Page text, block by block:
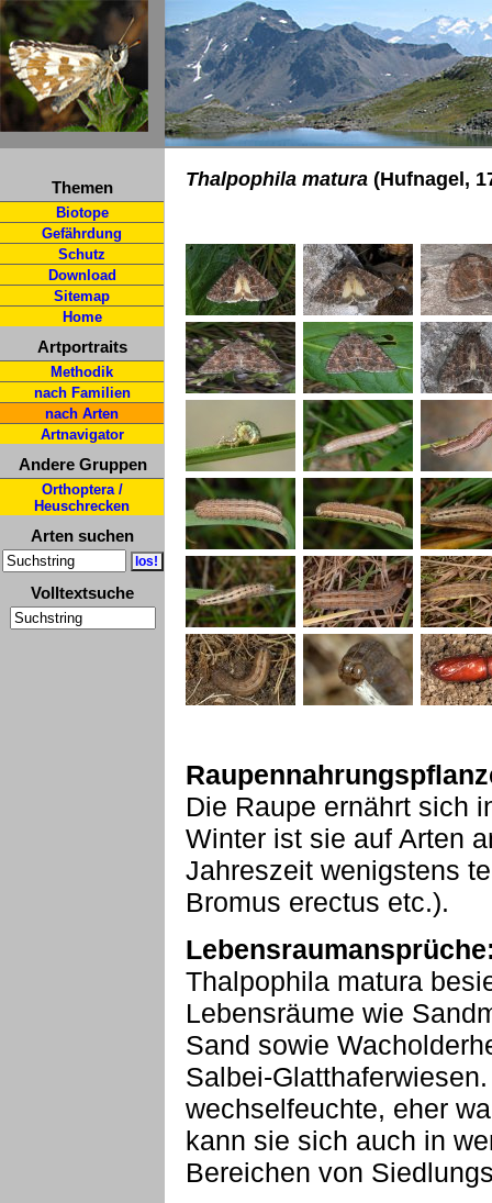
Themen
Biotope
Gefährdung
Schutz
Download
Sitemap
Home
Artportraits
Methodik
nach Familien
nach Arten
Artnavigator
Andere Gruppen
Orthoptera /
Heuschrecken
Arten suchen
Volltextsuche
Thalpophila matura (Hufnagel,
Die Raupe ernährt sich
Winter ist sie auf Arten
Jahreszeit wenigstens
Bromus erectus etc.).
Thalpophila matura
Lebensräume wie
Sand sowie
Salbei-
wechselfeuchte, eher
kann sie sich auch in
Bereichen von